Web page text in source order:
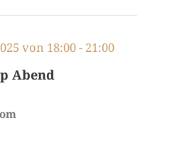
Suche
Abend
von 18:00- 21:00